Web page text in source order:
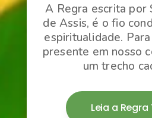
A Regra escrita por
de Assis, é o fio
espiritualidade.
presente em nosso
um trecho
Leia a Regra